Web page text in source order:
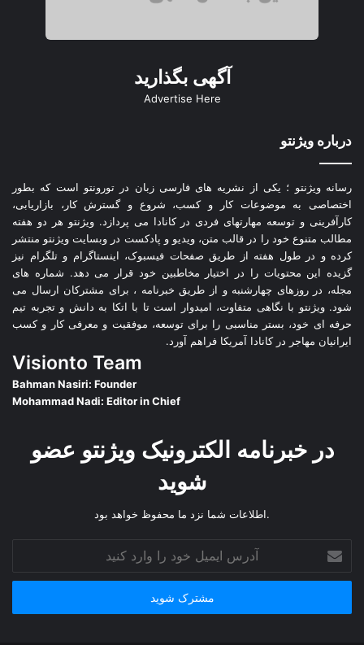
آگهی بگذارید
Advertise Here
درباره ویژنتو
رسانه ویژنتو ؛ یکی از نشریه های فارسی زبان در تورونتو است که بطور
اختصاصی به موضوعات کار و کسب، شروع و گسترش کار، بازاریابی،
کارآفرینی و توسعه مهارتهای فردی در کانادا می پردازد. ویژنتو هر دو هفته
مطالب متنوع خود را در قالب متن، ویدیو و پادکست در وبسایت ویژنتو منتشر
کرده و در طول هفته از طریق صفحات فیسبوک، اینستاگرام و تلگرام نیز
گزیده این محتویات را در اختیار مخاطبین خود قرار می دهد. شماره های
مجله، در روزهای چهارشنبه و از طریق خبرنامه ، برای مشترکان ارسال می
شود. ویژنتو با نگاهی متفاوت، امیدوار است تا با اتکا به دانش و تجربه تیم
حرفه ای خود، بستر مناسبی را برای توسعه، موفقیت و معرفی کار و کسب
ایرانیان مهاجر در کانادا آمریکا فراهم آورد.
Visionto Team
Bahman Nasiri: Founder
Mohammad Nadi: Editor in Chief
در خبرنامه الکترونیک ویژنتو عضو
شوید
.اطلاعات شما نزد ما محفوظ خواهد بود
ایمیل
خود
وارد